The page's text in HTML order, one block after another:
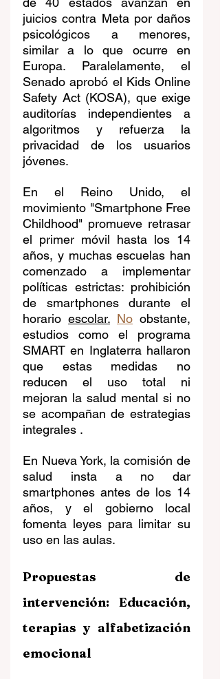
juicios contra Meta por daños
psicológicos a menores,
similar a lo que ocurre en
Europa. Paralelamente, el
Senado aprobó el Kids Online
Safety Act (KOSA), que exige
auditorías independientes a
algoritmos y refuerza la
privacidad de los usuarios
jóvenes.
En el Reino Unido, el
movimiento "Smartphone Free
Childhood" promueve retrasar
el primer móvil hasta los 14
años, y muchas escuelas han
comenzado a implementar
políticas estrictas: prohibición
de smartphones durante el
horario escolar. No obstante,
estudios como el programa
SMART en Inglaterra hallaron
que estas medidas no
reducen el uso total ni
mejoran la salud mental si no
se acompañan de estrategias
integrales .
En Nueva York, la comisión de
salud insta a no dar
smartphones antes de los 14
años, y el gobierno local
fomenta leyes para limitar su
uso en las aulas.
Propuestas de
intervención: Educación,
terapias y alfabetización
emocional